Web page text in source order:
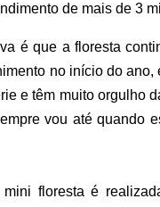
de mais de 3
é que a floresta
no início do ano,
e têm muito orgulho
vou até quando
floresta é